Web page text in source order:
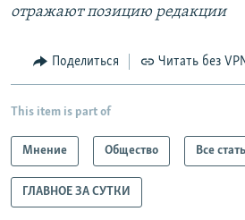
отражают позицию редакции
Поделиться Читать без
This item is part of
Мнение Общество Все
ГЛАВНОЕ ЗА СУТКИ